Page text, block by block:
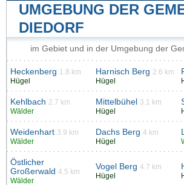
UMGEBUNG DER
DIEDORF
im Gebiet und in der Umgebung der
Heckenberg 1.8 km
Hügel
Harnisch Berg 2.6 km
Hügel
Kehlbach 2.7 km
Wälder
Mittelbühel 3.1 km
Hügel
Weidenhart 3.9 km
Wälder
Dachs Berg 4 km
Hügel
Östlicher
Großerwald 4.5 km
Wälder
Vogel Berg 4.7 km
Hügel